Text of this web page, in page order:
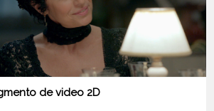
de video 2D